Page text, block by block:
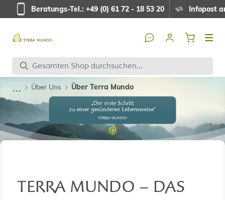
Direkt zum InhaltBeratungs-Tel.: +49 (0) 61 72 - 18 53 20 Infopost
... Über Uns Über Terra Mundo
TERRA MUNDO – DAS